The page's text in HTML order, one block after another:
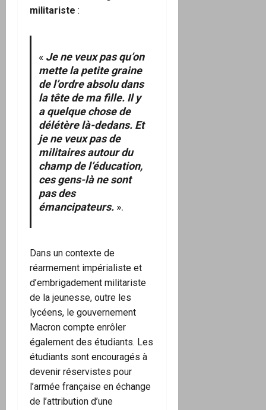
militariste :
« Je ne veux pas qu’on
mette la petite graine
de l’ordre absolu dans
la tête de ma fille. Il y
a quelque chose de
délétère là-dedans. Et
je ne veux pas de
militaires autour du
champ de l’éducation,
ces gens-là ne sont
pas des
émancipateurs. ».
Dans un contexte de
réarmement impérialiste et
d’embrigadement militariste
de la jeunesse, outre les
lycéens, le gouvernement
Macron compte enrôler
également des étudiants. Les
étudiants sont encouragés à
devenir réservistes pour
l’armée française en échange
de l’attribution d’une